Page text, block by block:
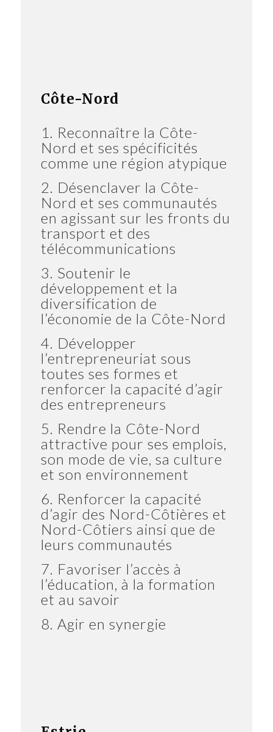
Côte-Nord
1. Reconnaître la Côte-
Nord et ses spécificités
comme une région atypique
2. Désenclaver la Côte-
Nord et ses communautés
en agissant sur les fronts du
transport et des
télécommunications
3. Soutenir le
développement et la
diversification de
l’économie de la Côte-Nord
4. Développer
l’entrepreneuriat sous
toutes ses formes et
renforcer la capacité d’agir
des entrepreneurs
5. Rendre la Côte-Nord
attractive pour ses emplois,
son mode de vie, sa culture
et son environnement
6. Renforcer la capacité
d’agir des Nord-Côtières et
Nord-Côtiers ainsi que de
leurs communautés
7. Favoriser l’accès à
l’éducation, à la formation
et au savoir
8. Agir en synergie